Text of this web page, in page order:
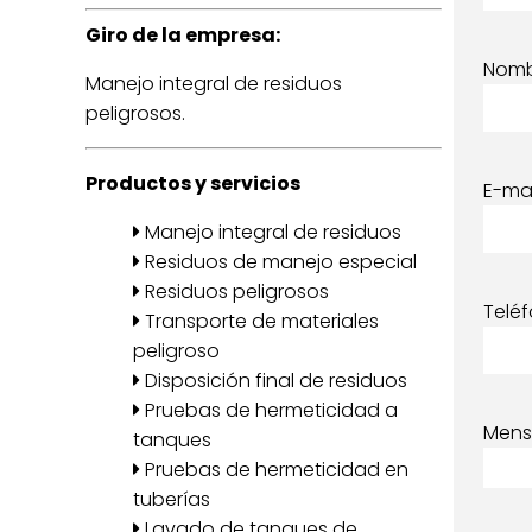
Giro de la empresa:
Manejo integral de residuos
peligrosos.
Productos y servicios
Manejo integral de residuos
Residuos de manejo especial
Residuos peligrosos
Transporte de materiales
peligroso
Disposición final de residuos
Pruebas de hermeticidad a
tanques
Pruebas de hermeticidad en
tuberías
E-